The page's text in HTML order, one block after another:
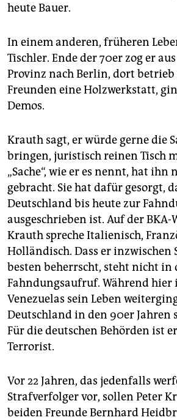
heute Bauer.
In einem anderen, früheren
Tischler. Ende der 70er zog er
Provinz nach Berlin, dort
Freunden eine Holzwerkstatt,
Demos.
Krauth sagt, er würde gerne die
bringen, juristisch reinen Tisch
„Sache“, wie er es nennt, hat ihn
gebracht. Sie hat dafür gesorgt,
Deutschland bis heute zur
ausgeschrieben ist. Auf der BKA-
Krauth spreche Italienisch,
Holländisch. Dass er inzwischen
besten beherrscht, steht nicht in
Fahndungsaufruf. Während hier
Venezuelas sein Leben
Deutschland in den 90er Jahren
Für die deutschen Behörden ist
Terrorist.
Vor 22 Jahren, das jedenfalls
Strafverfolger vor, sollen Peter
beiden Freunde Bernhard